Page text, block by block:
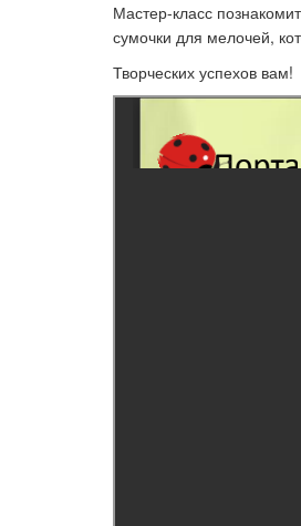
Мастер-класс
сумочки для мелочей,
Творческих успехов вам!